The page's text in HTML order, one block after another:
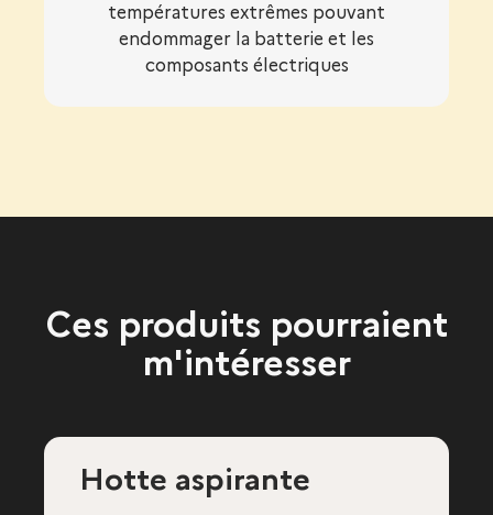
températures extrêmes pouvant
endommager la batterie et les
composants électriques
Ces produits pourraient
m'intéresser
Hotte aspirante